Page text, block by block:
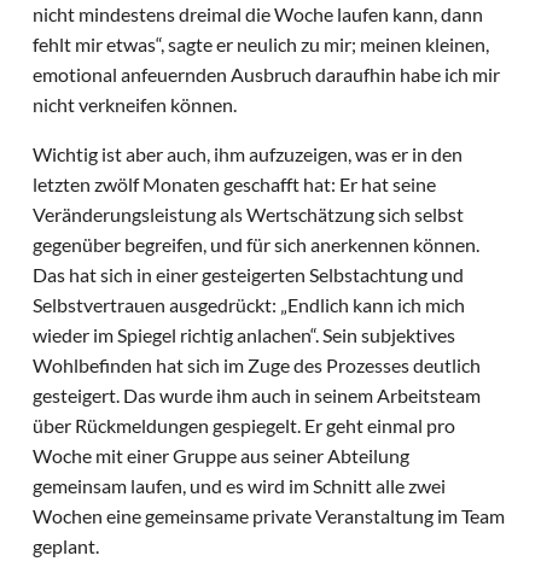
nicht mindestens dreimal die Woche laufen kann, dann
fehlt mir etwas“, sagte er neulich zu mir; meinen kleinen,
emotional anfeuernden Ausbruch daraufhin habe ich mir
nicht verkneifen können.
Wichtig ist aber auch, ihm aufzuzeigen, was er in den
letzten zwölf Monaten geschafft hat: Er hat seine
Veränderungsleistung als Wertschätzung sich selbst
gegenüber begreifen, und für sich anerkennen können.
Das hat sich in einer gesteigerten Selbstachtung und
Selbstvertrauen ausgedrückt: „Endlich kann ich mich
wieder im Spiegel richtig anlachen“. Sein subjektives
Wohlbefinden hat sich im Zuge des Prozesses deutlich
gesteigert. Das wurde ihm auch in seinem Arbeitsteam
über Rückmeldungen gespiegelt. Er geht einmal pro
Woche mit einer Gruppe aus seiner Abteilung
gemeinsam laufen, und es wird im Schnitt alle zwei
Wochen eine gemeinsame private Veranstaltung im Team
geplant.